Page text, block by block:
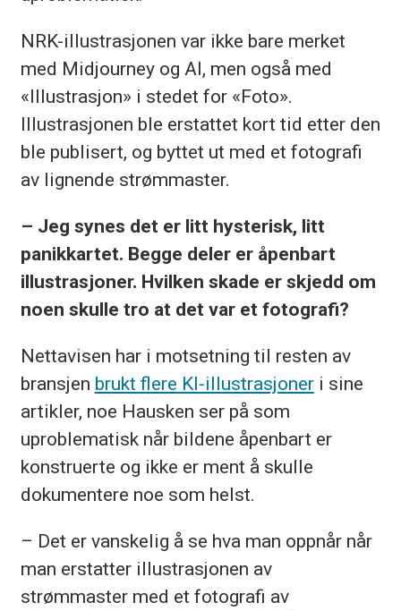
NRK-illustrasjonen var ikke bare merket
med Midjourney og AI, men også med
«Illustrasjon» i stedet for «Foto».
Illustrasjonen ble erstattet kort tid etter den
ble publisert, og byttet ut med et fotografi
av lignende strømmaster.
– Jeg synes det er litt hysterisk, litt
panikkartet. Begge deler er åpenbart
illustrasjoner. Hvilken skade er skjedd om
noen skulle tro at det var et fotografi?
Nettavisen har i motsetning til resten av
bransjen brukt flere KI-illustrasjoneri sine
artikler, noe Hausken ser på som
uproblematisk når bildene åpenbart er
konstruerte og ikke er ment å skulle
dokumentere noe som helst.
– Det er vanskelig å se hva man oppnår når
man erstatter illustrasjonen av
strømmaster med et fotografi av